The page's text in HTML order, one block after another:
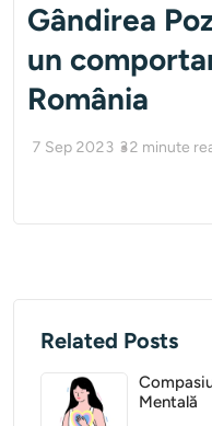
Gândirea
un
România
7 Sep 2023 32 minute
Related Posts
Mentală